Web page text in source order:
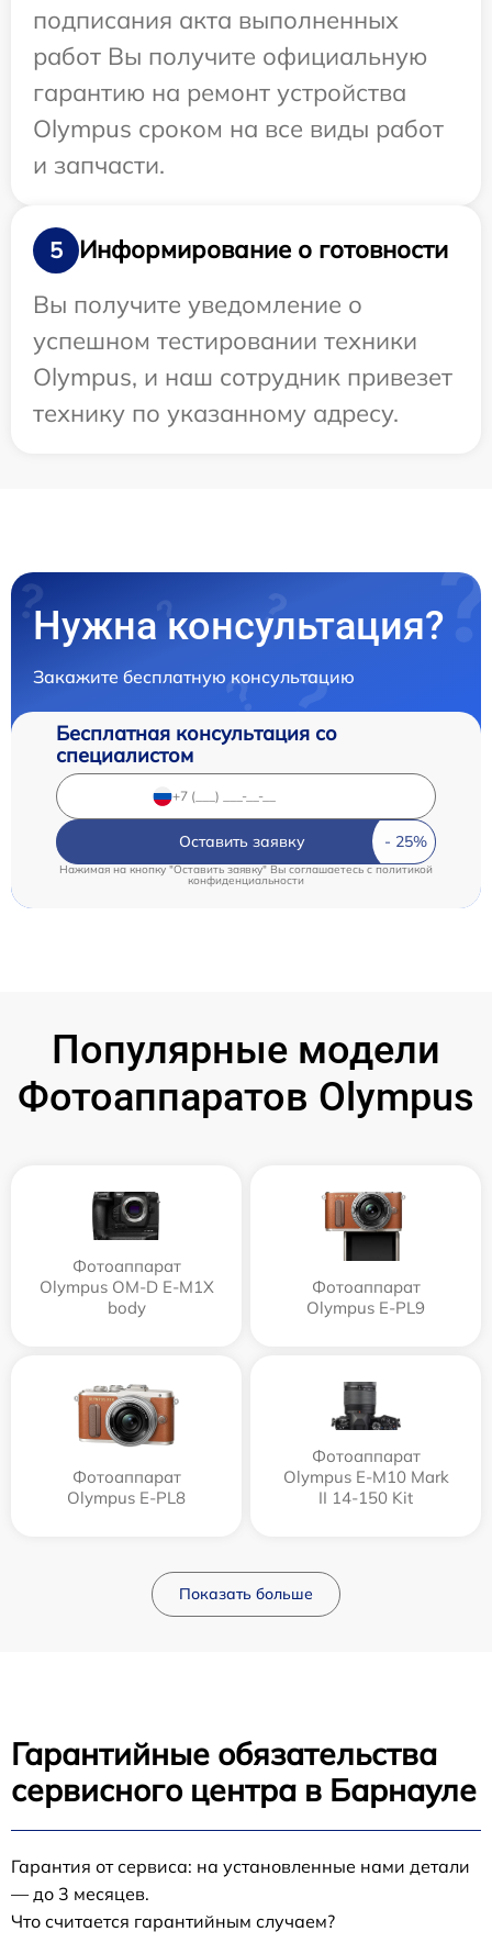
подписания акта выполненных
работ Вы получите официальную
гарантию на ремонт устройства
Olympus сроком на все виды работ
и запчасти.
5
Информирование о готовности
Вы получите уведомление о
успешном тестировании техники
Olympus, и наш сотрудник привезет
технику по указанному адресу.
Нужна консультация?
Закажите бесплатную консультацию
Бесплатная консультация со
специалистом
Оставить заявку
Нажимая на кнопку "Оставить заявку" Вы соглашаетесь cполитикой
конфиденциальности
Популярные модели
Фотоаппаратов Olympus
Фотоаппарат
Olympus OM-D E-M1X
body
Фотоаппарат
Olympus E‑PL9
Фотоаппарат
Olympus E-PL8
Фотоаппарат
Olympus E‑M10 Mark
II 14-150 Kit
Показать больше
Гарантийные обязательства
сервисного центра в Барнауле
Гарантия от сервиса: на установленные нами детали
— до 3 месяцев.
Что считается гарантийным случаем?